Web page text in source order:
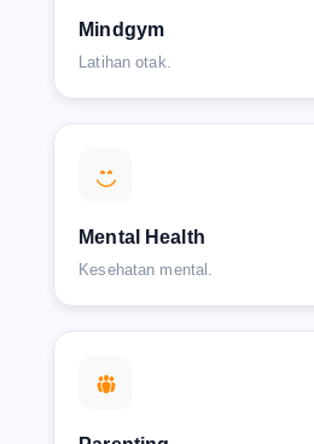
Mindgym
Latihan otak.
Mental Health
Kesehatan mental.